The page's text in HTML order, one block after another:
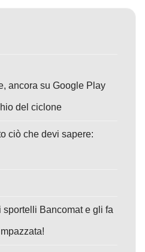
ancora su Google Play
del ciclone
ciò che devi sapere:
Bancomat e gli fa